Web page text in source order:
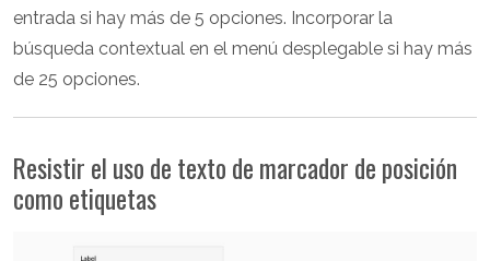
entrada si hay más de 5 opciones. Incorporar la
búsqueda contextual en el menú desplegable si hay más
de 25 opciones.
Resistir el uso de texto de marcador de posición
como etiquetas